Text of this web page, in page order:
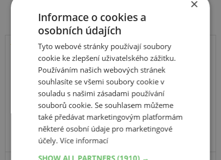
Kumho
Road Venture AT61
104S
×
Informace o cookies a
osobních údajích
Tyto webové stránky používají soubory
cookie ke zlepšení uživatelského zážitku.
Používáním našich webových stránek
souhlasíte se všemi soubory cookie v
souladu s našimi zásadami používání
souborů cookie. Se souhlasem můžeme
také předávat marketingovým platformám
některé osobní údaje pro marketingové
účely.Více informací
SHOW ALL PARTNERS(1910) →